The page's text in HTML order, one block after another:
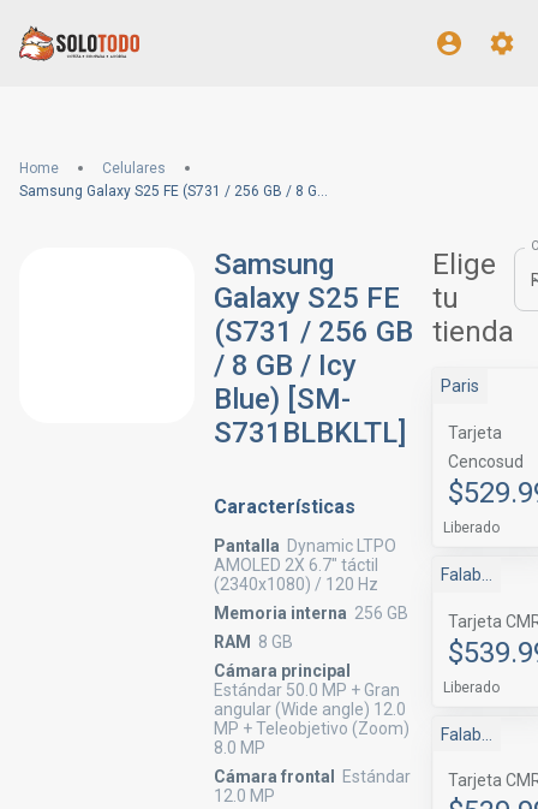
Home
Celulares
Samsung Galaxy S25 FE (S731 / 256 GB / 8 GB / Icy Blue) [SM-S731BLBKLTL]
Samsung
Galaxy S25 FE
(S731 / 256 GB
/ 8 GB / Icy
Blue) [SM-
S731BLBKLTL]
Características
Pantalla Dynamic LTPO
AMOLED 2X 6.7" táctil
(2340x1080) / 120 Hz
Memoria interna 256 GB
RAM
8 GB
Cámara principal
Estándar 50.0 MP + Gran
angular (Wide angle) 12.0
MP + Teleobjetivo (Zoom)
8.0 MP
Cámara frontal
Estándar
12.0 MP
Elige
tu
tienda
Paris
Tarjeta
Cencosud
Liberado
Tarjeta
Liberado
Tarjeta